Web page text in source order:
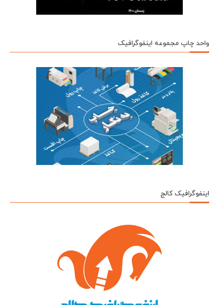
واحد چاپ مجموعه اینفوگرافیک
اینفوگرافیک کالج